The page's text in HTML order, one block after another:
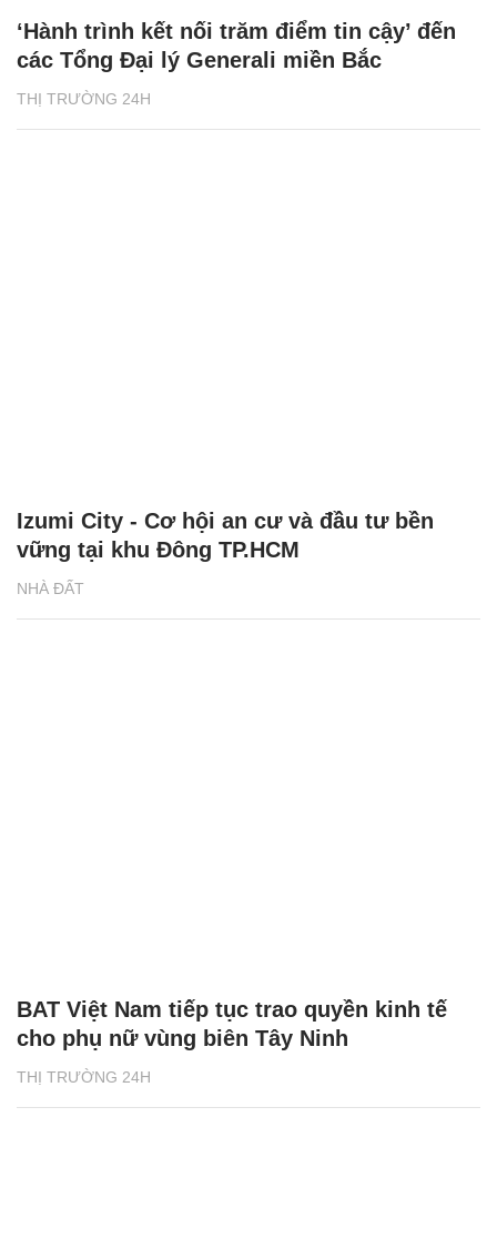
THỊ TRƯỜNG 24H
‘Hành trình kết nối trăm điểm tin cậy’ đến
các Tổng Đại lý Generali miền Bắc
NHÀ ĐẤT
Izumi City - Cơ hội an cư và đầu tư bền
vững tại khu Đông TP.HCM
THỊ TRƯỜNG 24H
BAT Việt Nam tiếp tục trao quyền kinh tế
cho phụ nữ vùng biên Tây Ninh